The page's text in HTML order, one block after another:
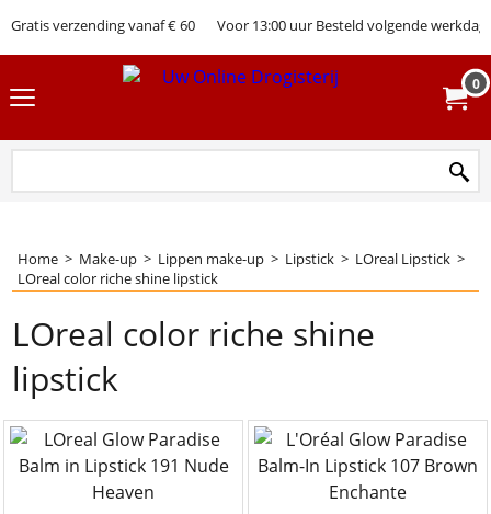
Gratis verzending vanaf € 60 Voor 13:00 uur Besteld volgende werkdag
0
Home > Make-up > Lippen make-up > Lipstick > LOreal Lipstick >
LOreal color riche shine lipstick
LOreal color riche shine
lipstick